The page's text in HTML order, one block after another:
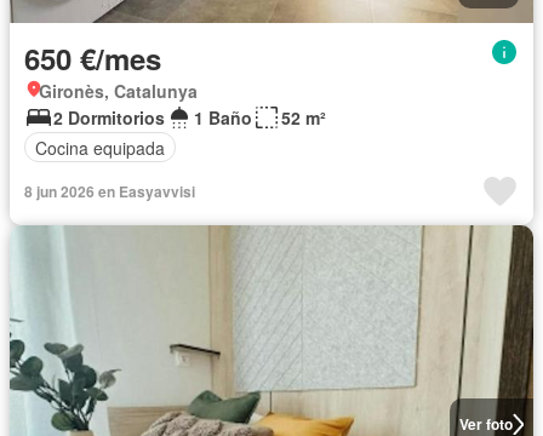
650 €/mes
Gironès, Catalunya
2 Dormitorios
1 Baño
52 m²
Cocina equipada
8 jun 2026 en Easyavvisi
Ver foto